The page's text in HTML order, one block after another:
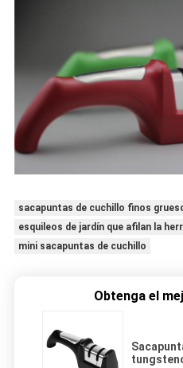
sacapuntas de cuchillo finos
esquileos de jardín que afilan la
mini sacapuntas de cuchillo
Obtenga el